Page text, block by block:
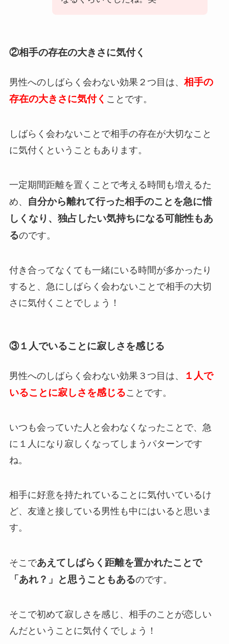
②相手の存在の大きさに気付く
男性へのしばらく会わない効果２つ目は、 相手の
存在の大きさに気付く ことです。
しばらく会わないことで相手の存在が大切なこと
に気付くということもあります。
一定期間距離を置くことで考える時間も増えるた
め、
自分から離れて行った相手のことを急に惜
しくなり、独占したい気持ちになる可能性もあ
るのです。
付き合ってなくても一緒にいる時間が多かったり
すると、急にしばらく会わないことで相手の大切
さに気付くことでしょう！
③１人でいることに寂しさを感じる
男性へのしばらく会わない効果３つ目は、
１人で
いることに寂しさを感じることです。
いつも会っていた人と会わなくなったことで、急
に１人になり寂しくなってしまうパターンです
ね。
相手に好意を持たれていることに気付いているけ
ど、友達と接している男性も中にはいると思いま
す。
そこであえてしばらく距離を置かれたことで
「あれ？」と思うこともあるのです。
そこで初めて寂しさを感じ、相手のことが恋しい
んだということに気付くでしょう！